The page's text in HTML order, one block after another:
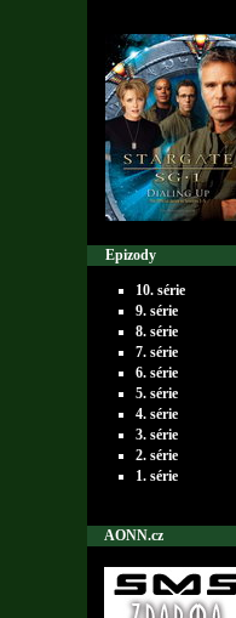
Epizody
10. série
9. série
8. série
7. série
6. série
5. série
4. série
3. série
2. série
1. série
AONN.cz